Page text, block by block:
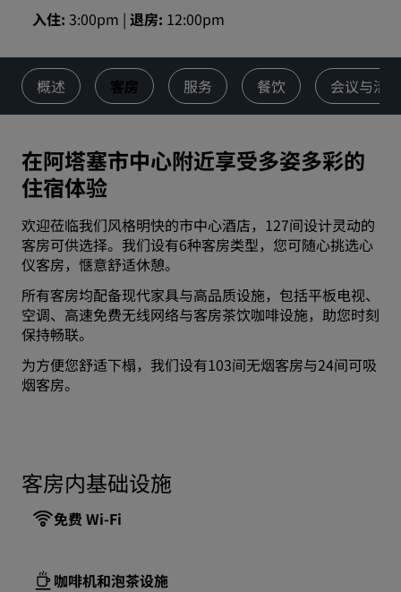
入住 3:00pm 退房 12:00pm
概述 客房 服务 餐饮 会议与活动
在阿塔塞市中心附近享受多姿多彩的
住宿体验
欢迎莅临我们风格明快的市中心酒店，127间设计灵动的
客房可供选择。我们设有6种客房类型，您可随心挑选心
仪客房，惬意舒适休憩。
所有客房均配备现代家具与高品质设施，包括平板电视、
空调、高速免费无线网络与客房茶饮咖啡设施，助您时刻
保持畅联。
为方便您舒适下榻，我们设有103间无烟客房与24间可吸
烟客房。
客房内基础设施
免费 Wi-Fi
咖啡机和泡茶设施